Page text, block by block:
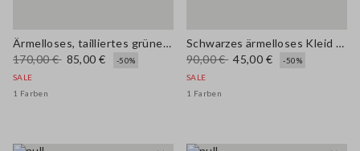
Ärmelloses, tailliertes grünes Leinenmischkleid mit Gürtel
170,00 € 85,00 €
-50%
SALE
1 Farben
Schwarzes ärmelloses Kleid aus elastischer Viskose in Slim Fit
90,00 € 45,00 €
-50%
SALE
1 Farben